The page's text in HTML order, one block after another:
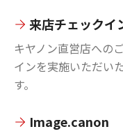
来店チェックイ
キヤノン直営店への
インを実施いただい
す。
Image.canon